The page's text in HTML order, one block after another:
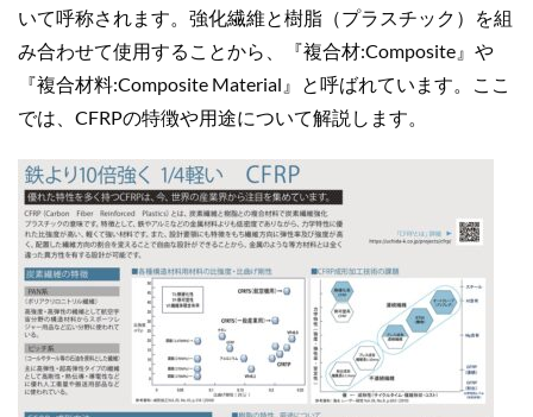
いて呼称されます。強化繊維と樹脂（プラスチック）を組
み合わせて使用することから、『複合材:Composite』や
『複合材料:Composite Material』と呼ばれています。ここ
では、CFRPの特徴や用途について解説します。